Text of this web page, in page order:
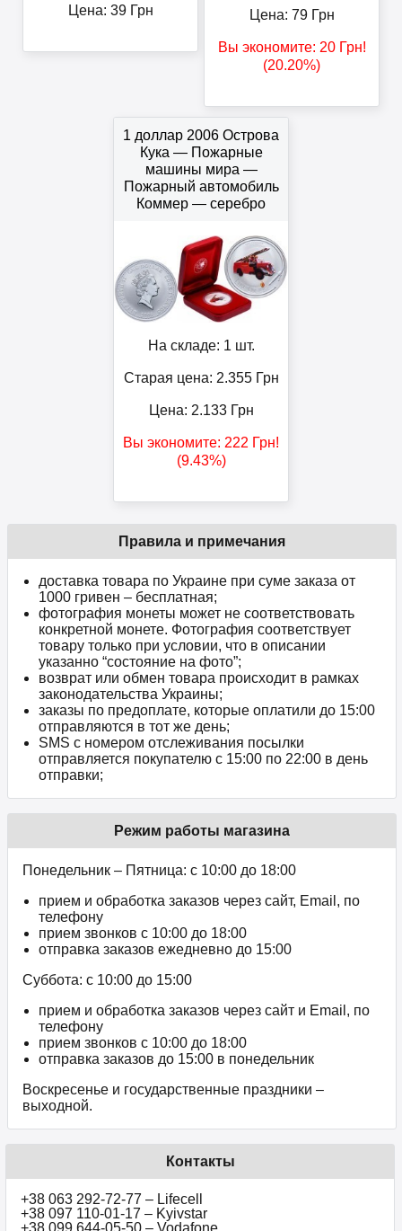
Цена: 39Грн Цена: 79Грн
Вы экономите: 20Грн!
(20.20%)
1 доллар 2006 Острова
Кука — Пожарные
машины мира —
Пожарный автомобиль
Коммер — серебро
На складе: 1 шт.
Старая цена: 2.355Грн
Цена: 2.133Грн
Вы экономите: 222 Грн!
(9.43%)
Правила и примечания
доставка товара по Украине при суме заказа от
1000 гривен – бесплатная;
фотография монеты может не соответствовать
конкретной монете. Фотография соответствует
товару только при условии, что в описании
указанно “состояние на фото”;
возврат или обмен товара происходит в рамках
законодательства Украины;
заказы по предоплате, которые оплатили до 15:00
отправляются в тот же день;
SMS с номером отслеживания посылки
отправляется покупателю с 15:00 по 22:00 в день
отправки;
Режим работы магазина
Понедельник – Пятница: с 10:00 до 18:00
прием и обработка заказов через сайт, Email, по
телефону
прием звонков c 10:00 до 18:00
отправка заказов ежедневно до 15:00
Суббота: с 10:00 до 15:00
прием и обработка заказов через сайт и Email, по
телефону
прием звонков c 10:00 до 18:00
отправка заказов до 15:00 в понедельник
Воскресенье и государственные праздники –
выходной.
Контакты
+38 063 292-72-77 – Lifecell
+38 097 110-01-17 – Kyivstar
+38 099 644-05-50 – Vodafone